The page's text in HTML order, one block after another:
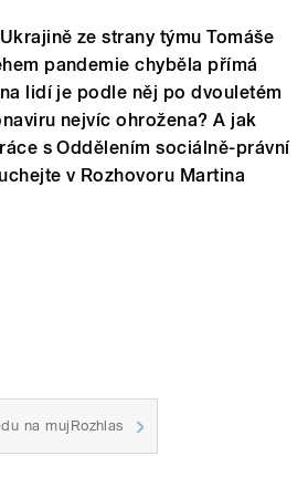
ze strany týmu Tomáše
pandemie chyběla přímá
lidí je podle něj po dvouletém
nejvíc ohrožena? A jak
s Oddělením sociálně-právní
v Rozhovoru Martina
na mujRozhlas